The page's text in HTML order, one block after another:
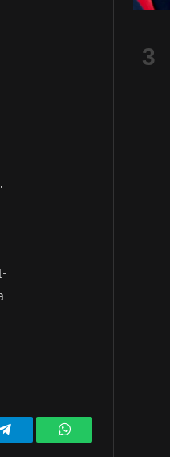
Telegram WhatsApp